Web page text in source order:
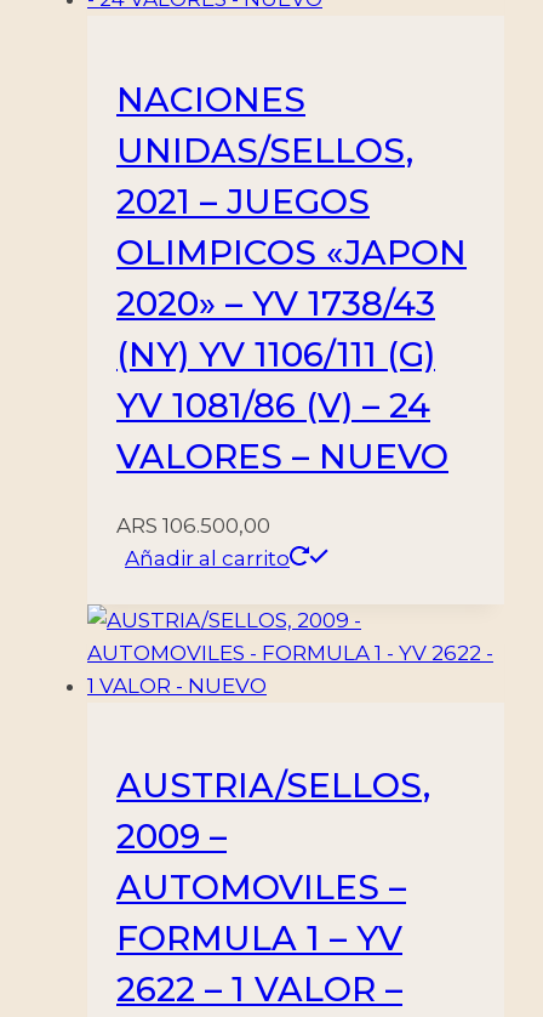
NACIONES
UNIDAS/SELLOS,
2021 – JUEGOS
OLIMPICOS «JAPON
2020» – YV 1738/43
(NY) YV 1106/111 (G)
YV 1081/86 (V) – 24
VALORES – NUEVO
ARS 106.500,00
Añadir al carrito
AUSTRIA/SELLOS,
2009 –
AUTOMOVILES –
FORMULA 1 – YV
2622 – 1 VALOR –